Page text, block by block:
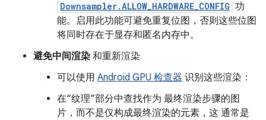
Downsampler.ALLOW_HARDWARE_CONFIG 功
能。启用此功能可避免重复位图，否则这些位图
将同时存在于显存和匿名内存中。
避免中间渲染 和重新渲染
可以使用 Android GPU 检查器 识别这些渲染：
在“纹理”部分中查找作为 最终渲染步骤的图
片，而不是仅构成最终渲染的元素，这 通常是